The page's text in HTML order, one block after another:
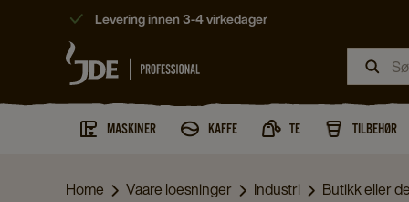
Levering innen 3-4 virkedager
MASKINER KAFFE TE TILBEHØR
Home Vaare loesninger Industri Butikk eller